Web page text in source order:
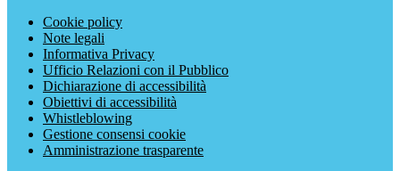
Cookie policy
Note legali
Informativa Privacy
Ufficio Relazioni con il Pubblico
Dichiarazione di accessibilità
Obiettivi di accessibilità
Whistleblowing
Gestione consensi cookie
Amministrazione trasparente